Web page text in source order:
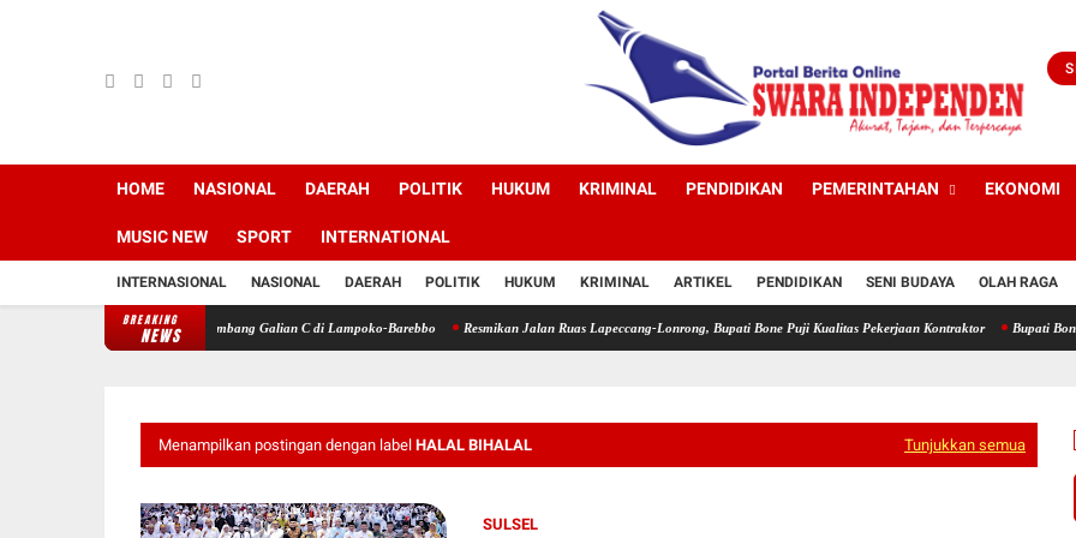
HOME NASIONAL DAERAH POLITIK HUKUM KRIMINAL PENDIDIKAN PEMERINTAHAN EKONOMI
MUSICNEW SPORT INTERNATIONAL
INTERNASIONAL NASIONAL DAERAH POLITIK HUKUM KRIMINAL ARTIKEL PENDIDIKAN SENI BUDAYA OLAH RAGA
BREAKING
NEWS
Tertimbun Longsoran Tambang Galian C di Lampoko-Barebbo Resmikan Jalan Ruas Lapeccang-Lonrong, Bupati Bone Puji Kualitas Pekerjaan Kontraktor Bupati Bone
Menampilkan postingan dengan label HALAL BIHALAL Tunjukkan semua
SULSEL